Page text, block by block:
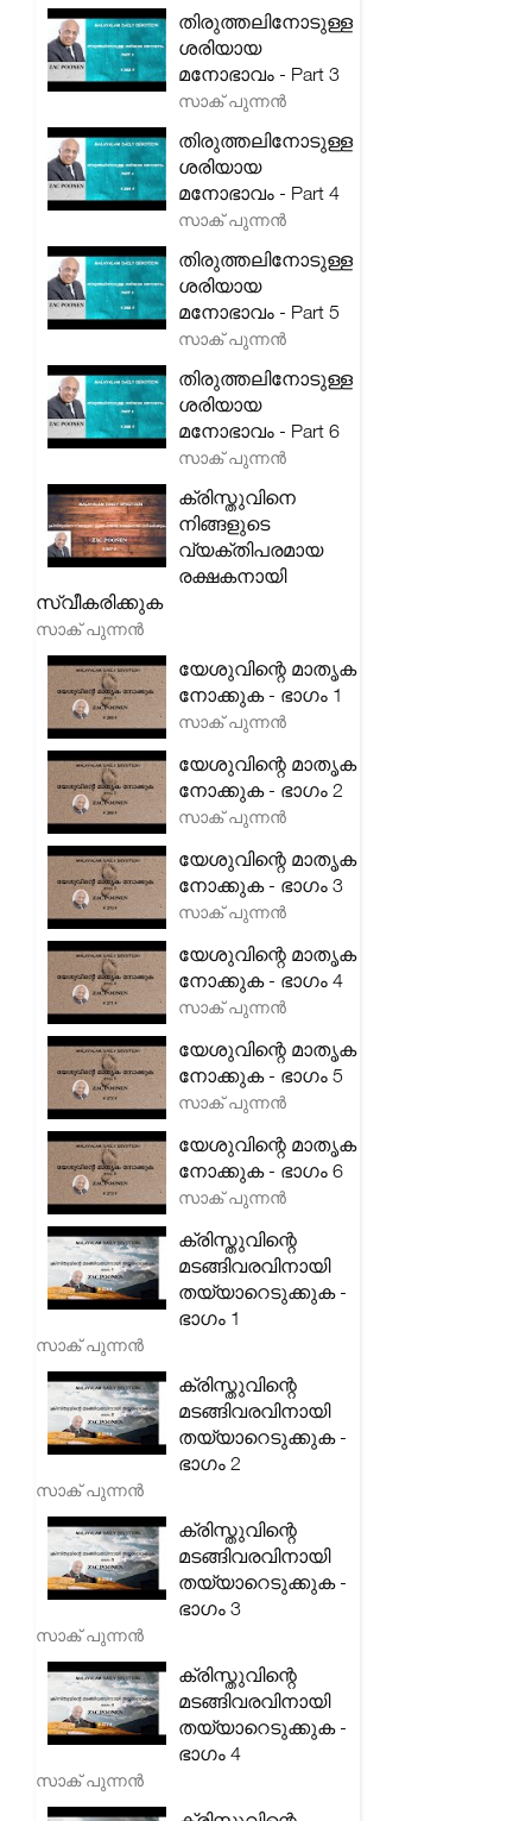
തിരുത്തലിനോടുള്ള
ശരിയായ
മനോഭാവം - Part 3
സാക് പുന്നൻ
തിരുത്തലിനോടുള്ള
ശരിയായ
മനോഭാവം - Part 4
സാക് പുന്നൻ
തിരുത്തലിനോടുള്ള
ശരിയായ
മനോഭാവം - Part 5
സാക് പുന്നൻ
തിരുത്തലിനോടുള്ള
ശരിയായ
മനോഭാവം - Part 6
സാക് പുന്നൻ
ക്രിസ്തുവിനെ
നിങ്ങളുടെ
വ്യക്തിപരമായ
രക്ഷകനായി
സ്വീകരിക്കുക
സാക് പുന്നൻ
യേശുവിന്റെ മാതൃക
നോക്കുക - ഭാഗം 1
സാക് പുന്നൻ
യേശുവിന്റെ മാതൃക
നോക്കുക - ഭാഗം 2
സാക് പുന്നൻ
യേശുവിന്റെ മാതൃക
നോക്കുക - ഭാഗം 3
സാക് പുന്നൻ
യേശുവിന്റെ മാതൃക
നോക്കുക - ഭാഗം 4
സാക് പുന്നൻ
യേശുവിന്റെ മാതൃക
നോക്കുക - ഭാഗം 5
സാക് പുന്നൻ
യേശുവിന്റെ മാതൃക
നോക്കുക - ഭാഗം 6
സാക് പുന്നൻ
ക്രിസ്തുവിന്റെ
മടങ്ങിവരവിനായി
തയ്യാറെടുക്കുക -
ഭാഗം 1
സാക് പുന്നൻ
ക്രിസ്തുവിന്റെ
മടങ്ങിവരവിനായി
തയ്യാറെടുക്കുക -
ഭാഗം 2
സാക് പുന്നൻ
ക്രിസ്തുവിന്റെ
മടങ്ങിവരവിനായി
തയ്യാറെടുക്കുക -
ഭാഗം 3
സാക് പുന്നൻ
ക്രിസ്തുവിന്റെ
മടങ്ങിവരവിനായി
തയ്യാറെടുക്കുക -
ഭാഗം 4
സാക് പുന്നൻ